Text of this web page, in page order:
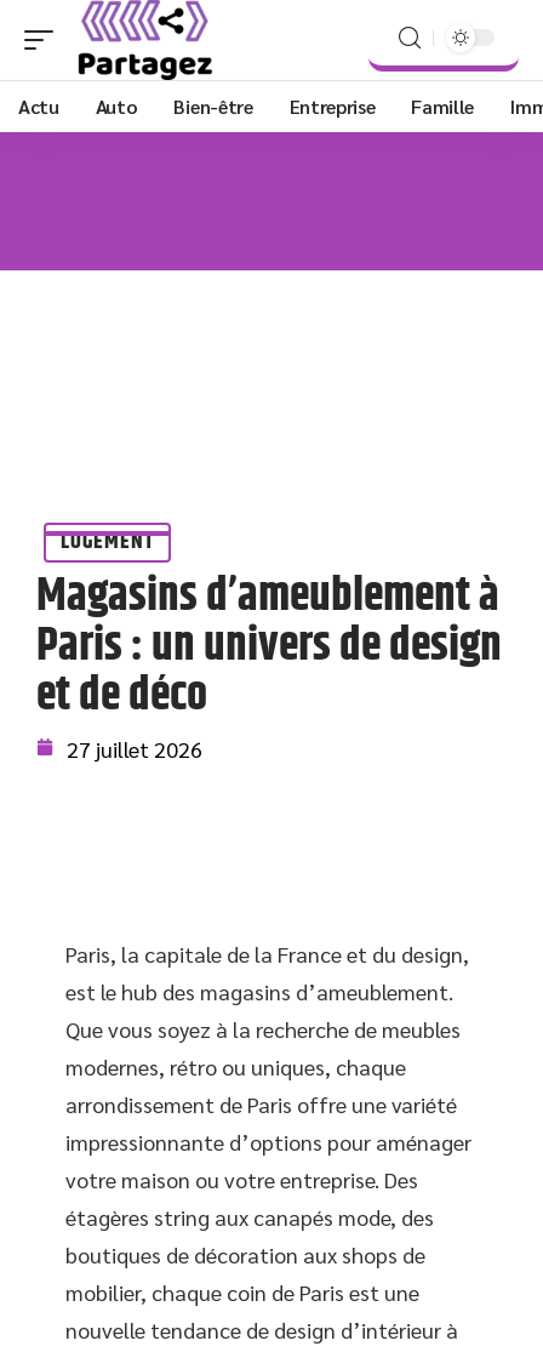
Actu Auto Bien-être Entreprise Famille
LOGEMENT
Magasins d’ameublement à
Paris : un univers de design
et de déco
27 juillet 2026
Paris, la capitale de la France et du design,
est le hub des magasins d’ameublement.
Que vous soyez à la recherche de meubles
modernes, rétro ou uniques, chaque
arrondissement de Paris offre une variété
impressionnante d’options pour aménager
votre maison ou votre entreprise. Des
étagères string aux canapés mode, des
boutiques de décoration aux shops de
mobilier, chaque coin de Paris est une
nouvelle tendance de design d’intérieur à